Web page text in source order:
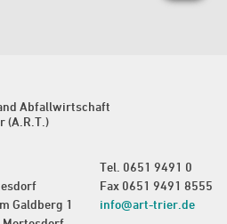
Abfallwirtschaft
(A.R.T.)
Galdberg 1
Tel. 0651 9491 0
Fax 0651 9491 8555
info@art-trier.de